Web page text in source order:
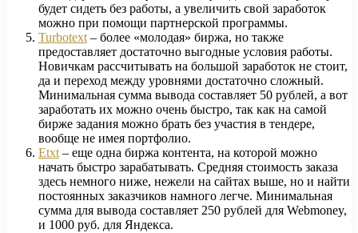
будет сидеть без работы, а увеличить свой заработок
можно при помощи партнерской программы.
Turbotext – более «молодая» биржа, но также
предоставляет достаточно выгодные условия работы.
Новичкам рассчитывать на большой заработок не стоит,
да и переход между уровнями достаточно сложный.
Минимальная сумма вывода составляет 50 рублей, а вот
заработать их можно очень быстро, так как на самой
бирже задания можно брать без участия в тендере,
вообще не имея портфолио.
Etxt – еще одна биржа контента, на которой можно
начать быстро зарабатывать. Средняя стоимость заказа
здесь немного ниже, нежели на сайтах выше, но и найти
постоянных заказчиков намного легче. Минимальная
сумма для вывода составляет 250 рублей для Webmoney,
и 1000 руб. для Яндекса.